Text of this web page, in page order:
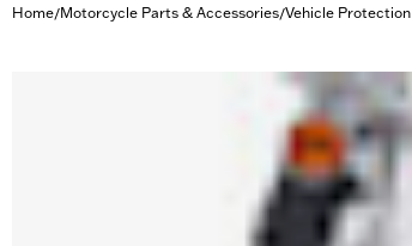
Home/Motorcycle Parts & Accessories/Vehicle Protection